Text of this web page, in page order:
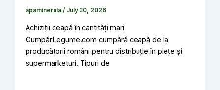
apaminerala/ July 30, 2026
Achiziții ceapă în cantități mari
CumpărLegume.com cumpără ceapă de la
producătorii români pentru distribuție în piețe și
supermarketuri. Tipuri de